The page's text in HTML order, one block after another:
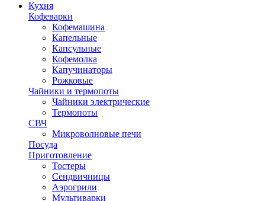
Кухня
Кофеварки
Кофемашина
Капельные
Капсульные
Кофемолка
Капучинаторы
Рожковые
Чайники и термопоты
Чайники электрические
Термопоты
СВЧ
Микроволновые печи
Посуда
Приготовление
Тостеры
Сендвичницы
Аэрогрили
Мультиварки